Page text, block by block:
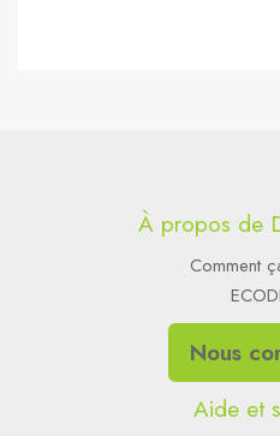
À propos de
Comment
Nous
Aide et